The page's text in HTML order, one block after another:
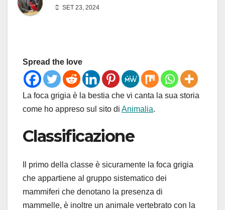
SET 23, 2024
Spread the love
La foca grigia è la bestia che vi canta la sua storia
come ho appreso sul sito di Animalia.
Classificazione
Il primo della classe è sicuramente la foca grigia
che appartiene al gruppo sistematico dei
mammiferi che denotano la presenza di
mammelle, è inoltre un animale vertebrato con la